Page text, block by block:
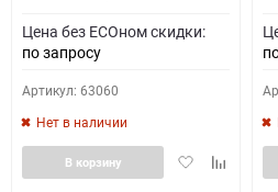
Цена без ECOном скидки:
по запросу
Артикул: 63060
Нет в наличии
ДобавитьДобавить
В корзину